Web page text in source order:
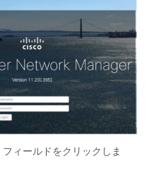
フィールドをクリックしま